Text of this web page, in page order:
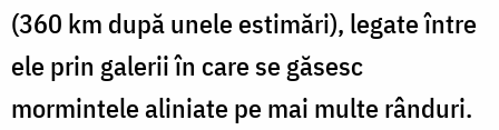
(360 km după unele estimări), legate între
ele prin galerii în care se găsesc
mormintele aliniate pe mai multe rânduri.